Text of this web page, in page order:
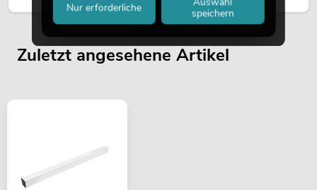
Zuletzt angesehene Artikel
Nur erforderliche
speichern